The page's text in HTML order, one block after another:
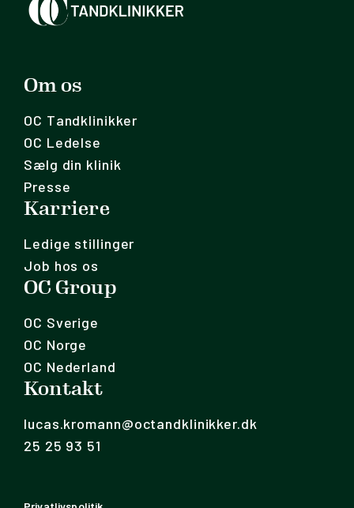
Om os
OC Tandklinikker
OC Ledelse
Sælg din klinik
Presse
Karriere
Ledige stillinger
Job hos os
OC Group
OC Sverige
OC Norge
OC Nederland
Kontakt
lucas.kromann@octandklinikker.dk
25 25 93 51